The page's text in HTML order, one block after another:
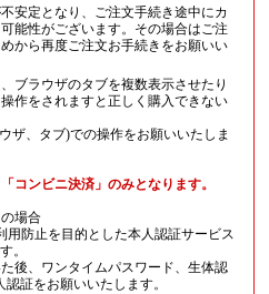
安定となり、ご注文手続き途中にカ
能性がございます。その場合はご注
から再度ご注文お手続きをお願いい
ブラウザのタブを複数表示させたり
作をされますと正しく購入できない
ザ、タブ)での操作をお願いいたしま
コンビニ決済」のみとなります。
場合
用防止を目的とした本人認証サービス
。
後、ワンタイムパスワード、生体認
証をお願いいたします。